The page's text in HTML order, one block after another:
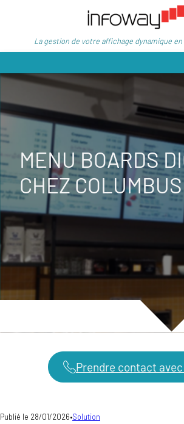
La gestion de votre affichage dynamique
MENU BOARDS
CHEZ
Prendre contact
Publié le 28/01/2026•Solution